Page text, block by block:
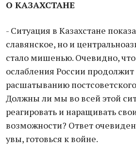
О КАЗАХСТАНЕ
- Ситуация в Казахстане
славянское, но и
стало мишенью. Очевидно,
ослабления России продолжит
расшатыванию
Должны ли мы во всей этой
реагировать и наращивать
возможности? Ответ
увы, готовься к войне.